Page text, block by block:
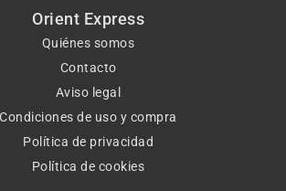
Orient Express
Quiénes somos
Contacto
Aviso legal
Condiciones de uso y compra
Política de privacidad
Política de cookies